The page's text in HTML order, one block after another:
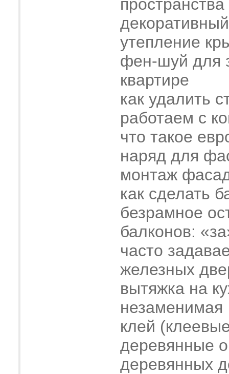
пространства
утепление
фен-шуй для
квартире
как удалить
работаем с
что такое
наряд для
монтаж
как сделать
безрамное
балконов:
часто
железных
вытяжка на
незаменимая
клей
деревянные
деревянных